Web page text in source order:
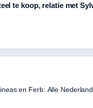
te koop, relatie met
en Ferb: Alle